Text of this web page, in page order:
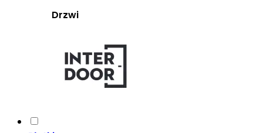
Drzwi